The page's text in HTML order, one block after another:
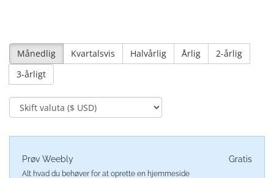
Månedlig Kvartalsvis Halvårlig Årlig
2-årlig
3-årligt
Gratis
Prøv Weebly
Alt hvad du behøver for at oprette en hjemmeside